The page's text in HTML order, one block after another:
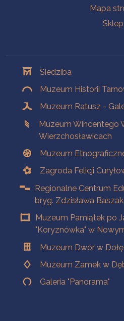
Mapa
Sklep
Siedziba
Muzeum Historii
Muzeum Ratusz -
Muzeum Wincentego
Wierzchosławicach
Muzeum
Zagroda Felicji
Regionalne Centrum
bryg. Zdzisława
Muzeum Pamiątek po
"Koryznówka" w
Muzeum Dwór w
Muzeum Zamek w
Galeria "Panorama"